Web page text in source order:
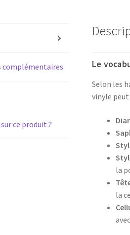
ce produit ?
Le
Selon les
vinyle
la
la